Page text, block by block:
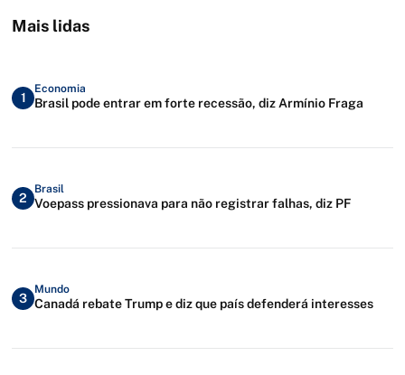
Mais lidas
1
Economia
Brasil pode entrar em forte recessão, diz Armínio Fraga
2
Brasil
Voepass pressionava para não registrar falhas, diz PF
3
Mundo
Canadá rebate Trump e diz que país defenderá interesses